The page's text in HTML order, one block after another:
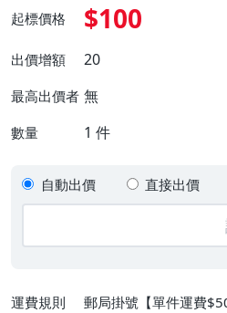
起標價格 $100
出價增額 20
最高出價者 無
數量 1 件
自動出價 直接出價
運費規則
郵局掛號【單件運費